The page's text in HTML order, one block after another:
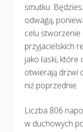
smutku.
odwagą,
celu stworzenie
przyjacielskich
jako łaski,
otwierają drzwi
niż poprzednie.
Liczba 806
w duchowych